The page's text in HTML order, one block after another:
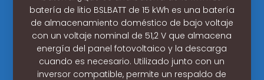
batería de litio BSLBATT de 15 kWh es una batería
de almacenamiento doméstico de bajo voltaje
con un voltaje nominal de 51,2 V que almacena
energía del panel fotovoltaico y la descarga
cuando es necesario. Utilizado junto con un
inversor compatible, permite un respaldo de